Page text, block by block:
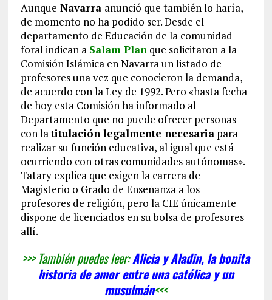
Aunque Navarra anunció que también lo haría,
de momento no ha podido ser. Desde el
departamento de Educación de la comunidad
foral indican a Salam Planque solicitaron a la
Comisión Islámica en Navarra un listado de
profesores una vez que conocieron la demanda,
de acuerdo con la Ley de 1992. Pero «hasta fecha
de hoy esta Comisión ha informado al
Departamento que no puede ofrecer personas
con latitulación legalmente necesariapara
realizar su función educativa, al igual que está
ocurriendo con otras comunidades autónomas».
Tatary explica que exigen la carrera de
Magisterio o Grado de Enseñanza a los
profesores de religión, pero la CIE únicamente
dispone de licenciados en su bolsa de profesores
allí.
>>> También puedes leer:Alicia y Aladin, la bonita
historia de amor entre una católica y un
musulmán<<<